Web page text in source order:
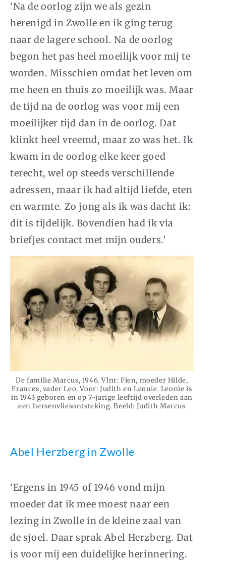
‘Na de oorlog zijn we als gezin
herenigd in Zwolle en ik ging terug
naar de lagere school. Na de oorlog
begon het pas heel moeilijk voor mij te
worden. Misschien omdat het leven om
me heen en thuis zo moeilijk was. Maar
de tijd na de oorlog was voor mij een
moeilijker tijd dan in de oorlog. Dat
klinkt heel vreemd, maar zo was het. Ik
kwam in de oorlog elke keer goed
terecht, wel op steeds verschillende
adressen, maar ik had altijd liefde, eten
en warmte. Zo jong als ik was dacht ik:
dit is tijdelijk. Bovendien had ik via
briefjes contact met mijn ouders.’
De familie Marcus, 1946. Vlnr: Fien, moeder Hilde,
Frances, vader Leo. Voor: Judith en Leonie. Leonie is
in 1943 geboren en op 7-jarige leeftijd overleden aan
een hersenvliesontsteking. Beeld: Judith Marcus
Abel Herzberg in Zwolle
‘Ergens in 1945 of 1946 vond mijn
moeder dat ik mee moest naar een
lezing in Zwolle in de kleine zaal van
de sjoel. Daar sprak Abel Herzberg. Dat
is voor mij een duidelijke herinnering.